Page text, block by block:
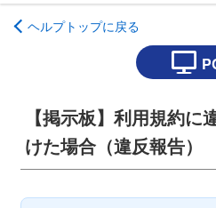
ョ
ン
テ
ン
プ
プ
内
ド
ヘルプトップに戻る
【掲示板】利用規約に
けた場合（違反報告）